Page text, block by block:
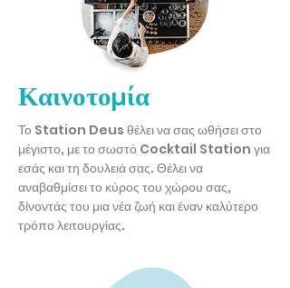
ΔΗΜΙΟΥΡΓΟΎΜΕ ΜΑΖΊ
Καινοτομία
Το Station Deus θέλει να σας ωθήσει στο
μέγιστο, με το σωστό Cocktail Station για
εσάς και τη δουλειά σας. Θέλει να
αναβαθμίσει το κύρος του χώρου σας,
δίνοντάς του μια νέα ζωή και έναν καλύτερο
τρόπο λειτουργίας.